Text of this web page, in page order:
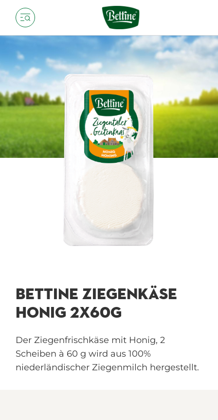
BETTINE ZIEGENKÄSE
HONIG 2X60G
Der Ziegenfrischkäse mit Honig, 2
Scheiben à 60 g wird aus 100%
niederländischer Ziegenmilch hergestellt.